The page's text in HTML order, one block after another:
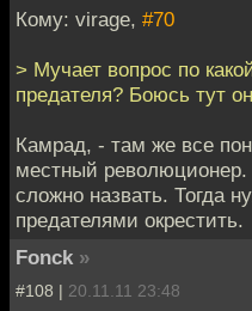
Кому: virage, #70
> Мучает вопрос по
предателя? Боюсь тут
Камрад, - там же все
местный революционер.
сложно назвать. Тогда
предателями окрестить.
Fonck »
#108 | 20.11.11 23:48